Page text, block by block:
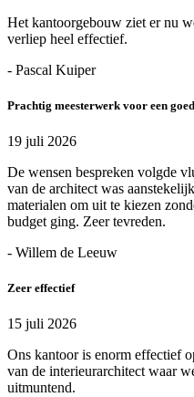
Het kantoorgebouw ziet er nu
verliep heel effectief.
- Pascal Kuiper
Prachtig meesterwerk voor een
19 juli 2026
De wensen bespreken volgde
van de architect was
materialen om uit te kiezen
budget ging. Zeer tevreden.
- Willem de Leeuw
Zeer effectief
15 juli 2026
Ons kantoor is enorm effectief
van de interieurarchitect waar
uitmuntend.